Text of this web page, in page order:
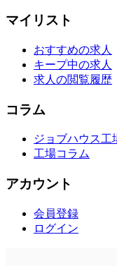
マイリスト
おすすめの求人
キープ中の求人
求人の閲覧履歴
コラム
ジョブハウス工
工場コラム
アカウント
会員登録
ログイン